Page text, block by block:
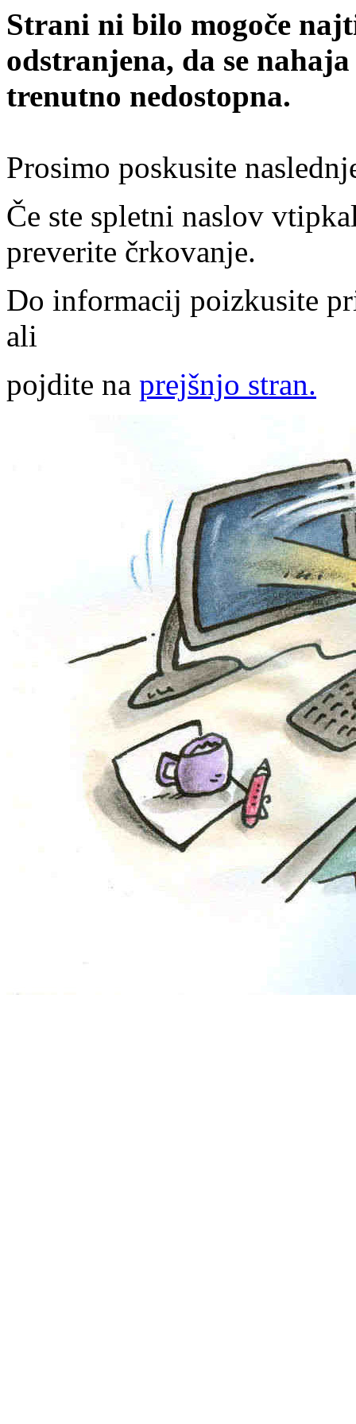
Strani ni bilo mogoče
odstranjena, da se
trenutno nedostopna.
Prosimo poskusite
Če ste spletni naslov
preverite črkovanje.
Do informacij poizkusite
ali
pojdite na prejšnjo stran.